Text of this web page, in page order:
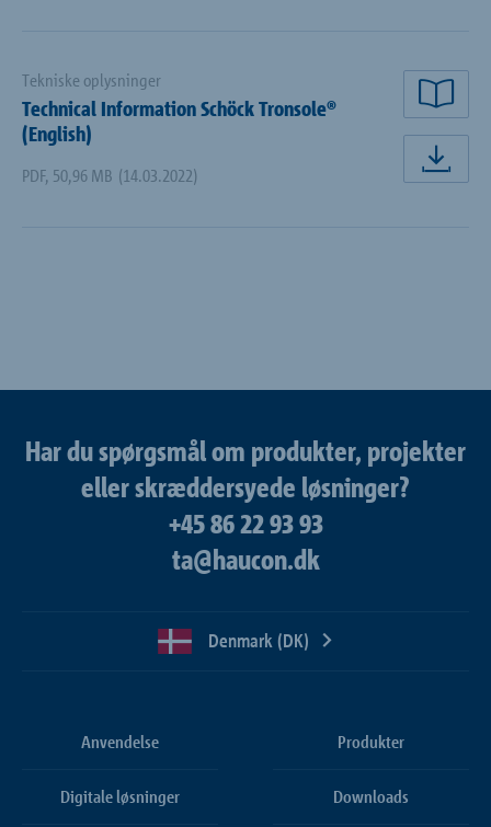
Tekniske oplysninger
Technical Information Schöck Tronsole®
(English)
PDF, 50,96 MB (14.03.2022)
Har du spørgsmål om produkter, projekter
eller skræddersyede løsninger?
+45 86 22 93 93
ta@haucon.dk
Denmark (DK)
Anvendelse Produkter
Digitale løsninger Downloads